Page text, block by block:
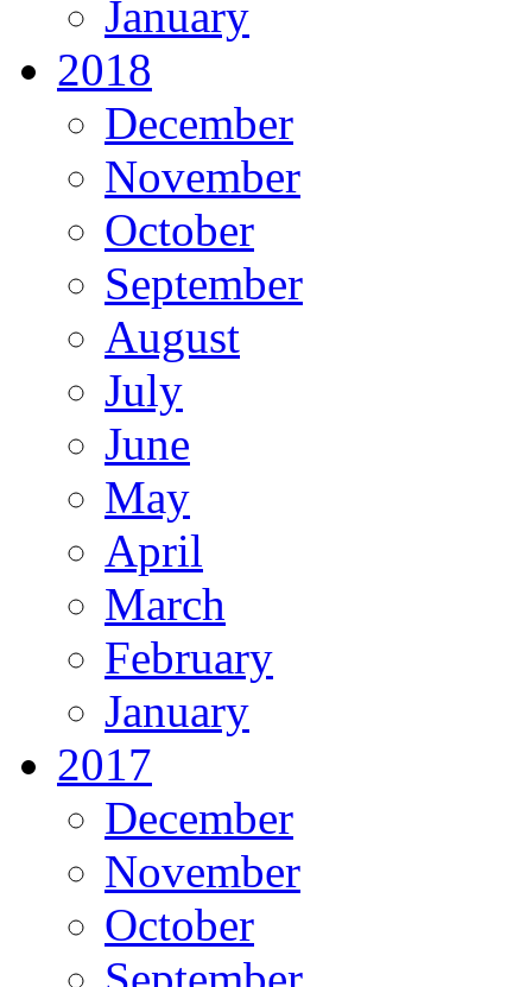
January
2018
December
November
October
September
August
July
June
May
April
March
February
January
2017
December
November
October